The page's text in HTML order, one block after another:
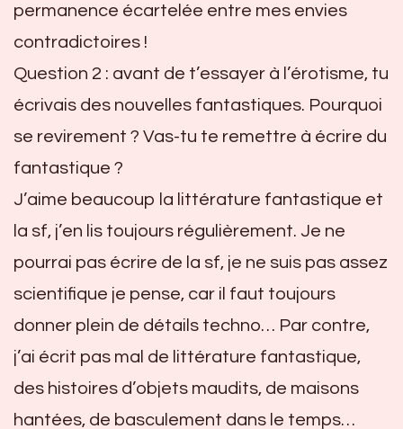
permanence écartelée entre mes envies
contradictoires !
Question 2 : avant de t’essayer à l’érotisme, tu
écrivais des nouvelles fantastiques. Pourquoi
se revirement ? Vas-tu te remettre à écrire du
fantastique ?
J’aime beaucoup la littérature fantastique et
la sf, j’en lis toujours régulièrement. Je ne
pourrai pas écrire de la sf, je ne suis pas assez
scientifique je pense, car il faut toujours
donner plein de détails techno… Par contre,
j’ai écrit pas mal de littérature fantastique,
des histoires d’objets maudits, de maisons
hantées, de basculement dans le temps…